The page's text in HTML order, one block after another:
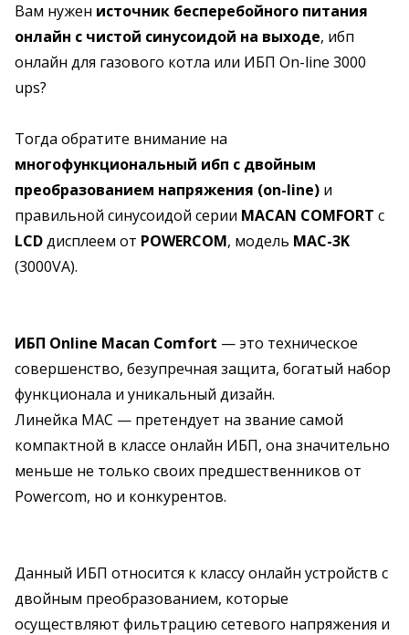
Вам нужен источник бесперебойного питания
онлайн с чистой синусоидой на выходе, ибп
онлайн для газового котла или ИБП On-line 3000
ups?
Тогда обратите внимание на
многофункциональный ибп с двойным
преобразованием напряжения (on-line) и
правильной синусоидой серии MACAN COMFORT с
LCDдисплеем от POWERCOM, модель MAC-3K
(3000VA).
ИБП Online Macan Comfort — это техническое
совершенство, безупречная защита, богатый набор
функционала и уникальный дизайн.
Линейка MAC — претендует на звание самой
компактной в классе онлайн ИБП, она значительно
меньше не только своих предшественников от
Powercom, но и конкурентов.
Данный ИБП относится к классу онлайн устройств с
двойным преобразованием, которые
осуществляют фильтрацию сетевого напряжения и